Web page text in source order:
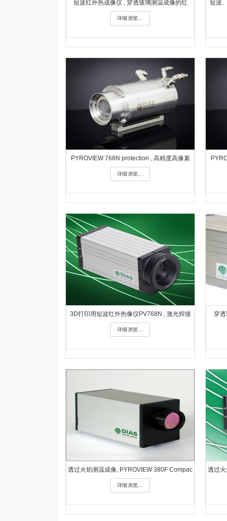
短波红外热成像仪 , 穿透玻璃测温成像的红
详细浏览...
短波
PYROVIEW 768N protection , 高精度高像素
详细浏览...
3D打印用短波红外热像仪PV768N , 激光焊接
详细浏览...
穿
透过火焰测温成像, PYROVIEW 380F Compac
详细浏览...
透过